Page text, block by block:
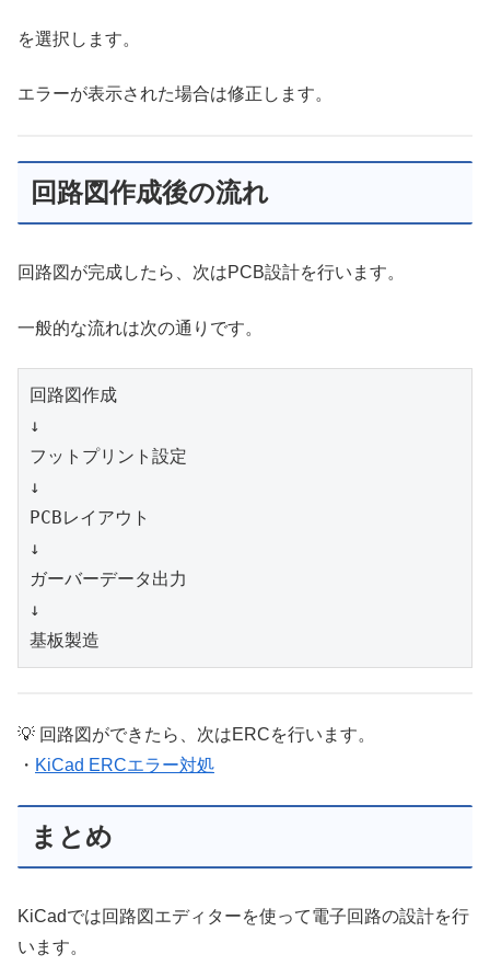
を選択します。
エラーが表示された場合は修正します。
回路図作成後の流れ
回路図が完成したら、次はPCB設計を行います。
一般的な流れは次の通りです。
回路図作成
↓
フットプリント設定
↓
PCBレイアウト
↓
ガーバーデータ出力
↓
基板製造
💡 回路図ができたら、次はERCを行います。
・ KiCad ERCエラー対処
まとめ
KiCadでは回路図エディターを使って電子回路の設計を行
います。